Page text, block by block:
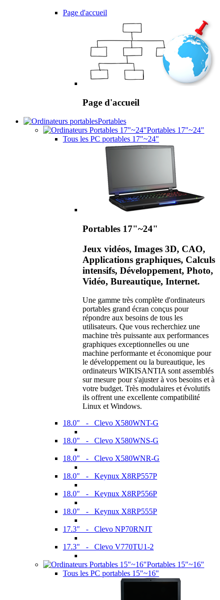
Page d'accueil
Page d'accueil
Portables
Portables 17"~24"
Tous les PC portables 17"~24"
Portables 17"~24"
Jeux vidéos, Images 3D, CAO,
Applications graphiques, Calculs
intensifs, Développement, Photo,
Vidéo, Bureautique, Internet.
Une gamme très complète d'ordinateurs
portables grand écran conçus pour
répondre aux besoins de tous les
utilisateurs. Que vous recherchiez une
machine très puissante aux performances
graphiques exceptionnelles ou une
machine performante et économique pour
le développement ou la bureautique, les
ordinateurs WIKISANTIA sont assemblés
sur mesure pour s'ajuster à vos besoins et à
votre budget. Très modulaires et évolutifs
ils offrent une excellente compatibilité
Linux et Windows.
18.0" - Clevo X580WNT-G
18.0" - Clevo X580WNS-G
18.0" - Clevo X580WNR-G
18.0" - Keynux X8RP557P
18.0" - Keynux X8RP556P
18.0" - Keynux X8RP555P
17.3" - Clevo NP70RNJT
17.3" - Clevo V770TU1-2
Portables 15"~16"
Tous les PC portables 15"~16"